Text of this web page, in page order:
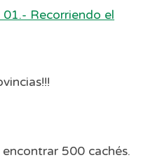
Recorriendo el
500 cachés.